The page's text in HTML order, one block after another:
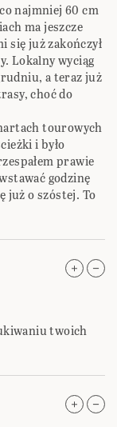
najmniej 60 cm
ma jeszcze
się już zakończył
Lokalny wyciąg
a teraz już
choć do
tourowych
i było
prawie
godzinę
już o szóstej. To
twoich